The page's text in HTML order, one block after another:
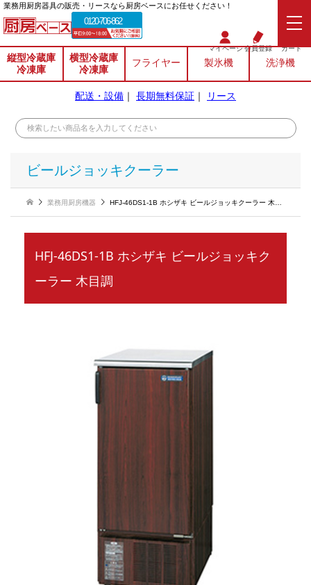
業務⽤厨房器具の販売・リースなら厨房ベースにお任せください！
0120-706-862
マイページ会員登録 カート
縦型冷蔵庫
冷凍庫
横型冷蔵庫
冷凍庫
フライヤー 製氷機 洗浄機
配送・設備 ｜ 長期無料保証 ｜ リース
ビールジョッキクーラー
業務用厨房機器 HFJ-46DS1-1B ホシザキ ビールジョッキクーラー 木目調
HFJ-46DS1-1B ホシザキ ビールジョッキク
ーラー 木目調